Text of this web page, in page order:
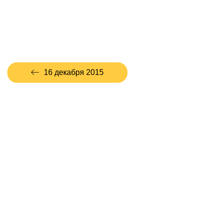
16 декабря 2015